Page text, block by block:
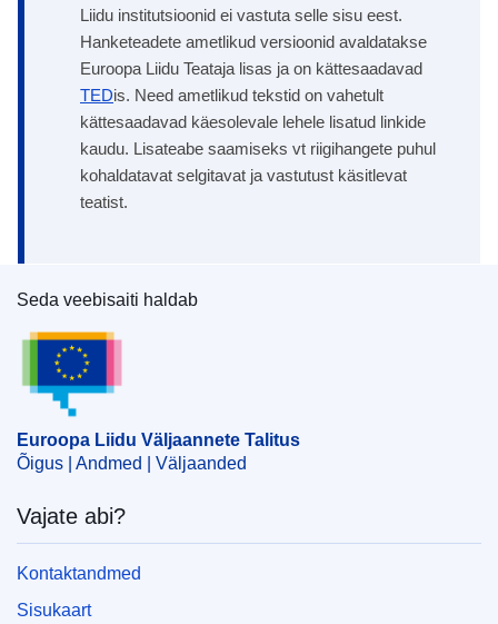
Liidu institutsioonid ei vastuta selle sisu eest.
Hanketeadete ametlikud versioonid avaldatakse
Euroopa Liidu Teataja lisas ja on kättesaadavad
TEDis. Need ametlikud tekstid on vahetult
kättesaadavad käesolevale lehele lisatud linkide
kaudu. Lisateabe saamiseks vt riigihangete puhul
kohaldatavat selgitavat ja vastutust käsitlevat
teatist.
Euroopa Liidu Väljaannete Talitus
Seda veebisaiti haldab
Euroopa Liidu Väljaannete Talitus
Õigus | Andmed | Väljaanded
Vajate abi?
Kontaktandmed
Sisukaart